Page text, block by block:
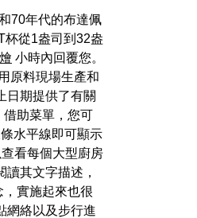
70年代的布達佩
杯從1盎司到32盎
小時內回覆您。
原料現場生產和
日期提供了有關
助菜單，您可
水平線即可顯示
看每個大型廚房
讀其文字描述，
實施起來也很
網絡以及步行進